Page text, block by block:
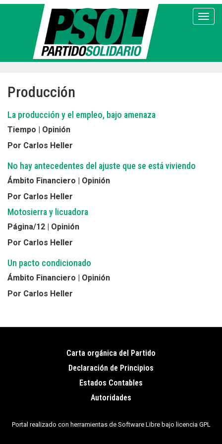
Pasar
Producción
La producción y el empleo, bajo amenaza
Tiempo | Opinión
Por Carlos Heller
No hay antecedentes del ajuste que se está viviendo
Ámbito Financiero | Opinión
Por Carlos Heller
Motosierra y licuadora
Página/12 | Opinión
Por Carlos Heller
Un pacto condicionado
Ámbito Financiero | Opinión
Por Carlos Heller
Pie
de
página
Carta orgánica del Partido
Declaración de Principios
Estados Contables
Autoridades
Portal realizado con herramientas de Software Libre bajo licencia GPL